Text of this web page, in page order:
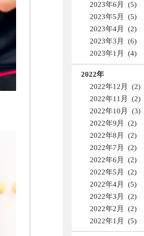
2023年6月 (5)
2023年5月 (5)
2023年4月 (2)
2023年3月 (6)
2023年1月 (4)
2022年
2022年12月 (2)
2022年11月 (2)
2022年10月 (3)
2022年9月 (2)
2022年8月 (2)
2022年7月 (2)
2022年6月 (2)
2022年5月 (2)
2022年4月 (5)
2022年3月 (2)
2022年2月 (2)
2022年1月 (5)